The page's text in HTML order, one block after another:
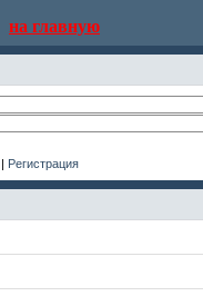
на главную
| Регистрация